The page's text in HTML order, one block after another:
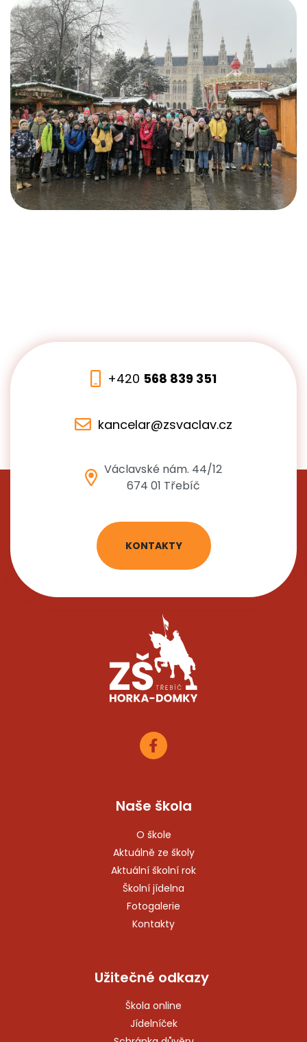
+420 568 839 351
kancelar@zsvaclav.cz
Václavské nám. 44/12
674 01 Třebíč
KONTAKTY
Naše škola
O škole
Aktuálně ze školy
Aktuální školní rok
Školní jídelna
Fotogalerie
Kontakty
Užitečné odkazy
Škola online
Jídelníček